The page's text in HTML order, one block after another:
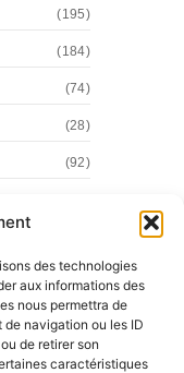
des technologies
aux informations des
nous permettra de
navigation ou les ID
de retirer son
caractéristiques
(195)
(184)
(74)
(28)
(92)